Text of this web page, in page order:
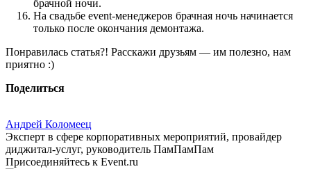
брачной ночи.
На свадьбе event-менеджеров брачная ночь начинается
только после окончания демонтажа.
Понравилась статья?! Расскажи друзьям — им полезно, нам
приятно :)
Поделиться
Андрей Коломеец
Эксперт в сфере корпоративных мероприятий, провайдер
диджитал-услуг, руководитель ПамПамПам
Присоединяйтесь к Event.ru